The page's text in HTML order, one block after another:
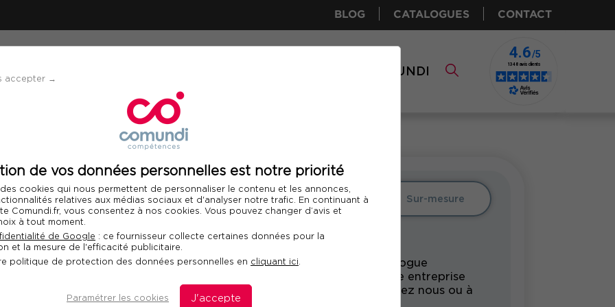
accepter →
de vos données personnelles est notre priorité
cookies qui nous permettent de personnaliser le contenu et les annonces,
relatives aux médias sociaux et d'analyser notre trafic. En continuant à
Comundi.fr, vous consentez à nos cookies. Vous pouvez changer d’avis et
à tout moment.
de Google : ce fournisseur collecte certaines données pour la
et la mesure de l'efficacité publicitaire.
politique de protection des données personnelles en cliquant ici.
Paramétrer les cookies J'accepte
BLOG CATALOGUES CONTACT
COMUNDI
la signature relationnelle de l’entreprise
Télécharger le programme
déployer la
de l’entreprise
et cohérente
Intra Sur-mesure
Formation du catalogue
Comundi pour votre entreprise
dans vos locaux, chez nous ou à